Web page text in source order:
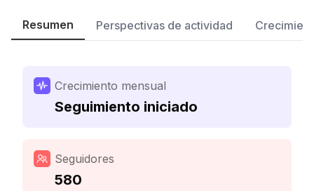
Resumen Perspectivas de actividad
Crecimiento mensual
Seguimiento iniciado
Seguidores
580